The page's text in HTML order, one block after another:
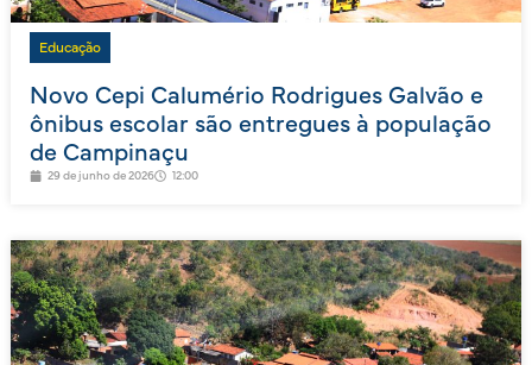
Educação
Novo Cepi Calumério Rodrigues Galvão e
ônibus escolar são entregues à população
de Campinaçu
29 de junho de 2026 12:00